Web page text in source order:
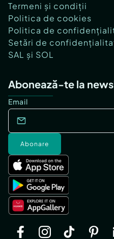
Termeni și condiții
Politica de cookies
Politica de
Setări de
SAL și SOL
Abonează-te la
Email
Abonare